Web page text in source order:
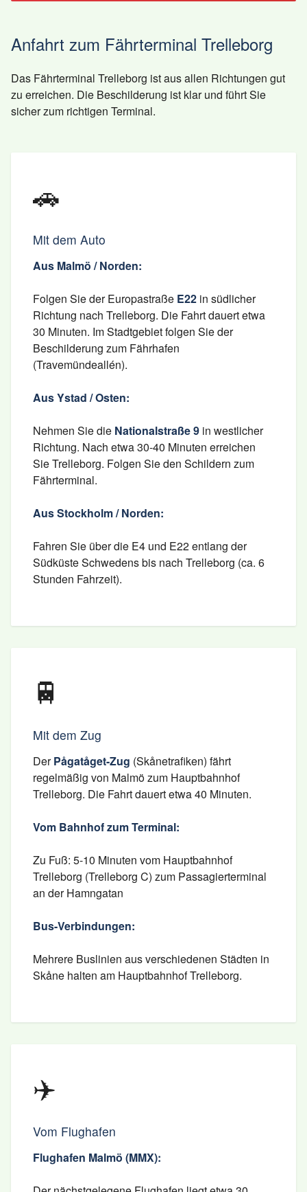
Anfahrt zum Fährterminal Trelleborg
Das Fährterminal Trelleborg ist aus allen Richtungen gut
zu erreichen. Die Beschilderung ist klar und führt Sie
sicher zum richtigen Terminal.
🚗
Mit dem Auto
Aus Malmö / Norden:
Folgen Sie der Europastraße E22 in südlicher
Richtung nach Trelleborg. Die Fahrt dauert etwa
30 Minuten. Im Stadtgebiet folgen Sie der
Beschilderung zum Fährhafen
(Travemündeallén).
Aus Ystad / Osten:
Nehmen Sie die Nationalstraße 9 in westlicher
Richtung. Nach etwa 30-40 Minuten erreichen
Sie Trelleborg. Folgen Sie den Schildern zum
Fährterminal.
Aus Stockholm / Norden:
Fahren Sie über die E4 und E22 entlang der
Südküste Schwedens bis nach Trelleborg (ca. 6
Stunden Fahrzeit).
🚆
Mit dem Zug
DerPågatåget-Zug (Skånetrafiken) fährt
regelmäßig von Malmö zum Hauptbahnhof
Trelleborg. Die Fahrt dauert etwa 40 Minuten.
Vom Bahnhof zum Terminal:
Zu Fuß: 5-10 Minuten vom Hauptbahnhof
Trelleborg (Trelleborg C) zum Passagierterminal
an der Hamngatan
Bus-Verbindungen:
Mehrere Buslinien aus verschiedenen Städten in
Skåne halten am Hauptbahnhof Trelleborg.
✈️
Vom Flughafen
Flughafen Malmö (MMX):